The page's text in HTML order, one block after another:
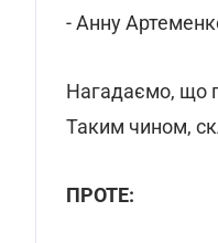
- Анну
Нагадаємо, що
Таким чином,
ПРОТЕ: